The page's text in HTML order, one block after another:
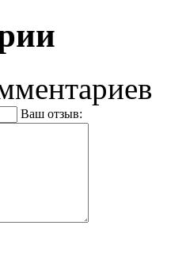
Ваш отзыв: